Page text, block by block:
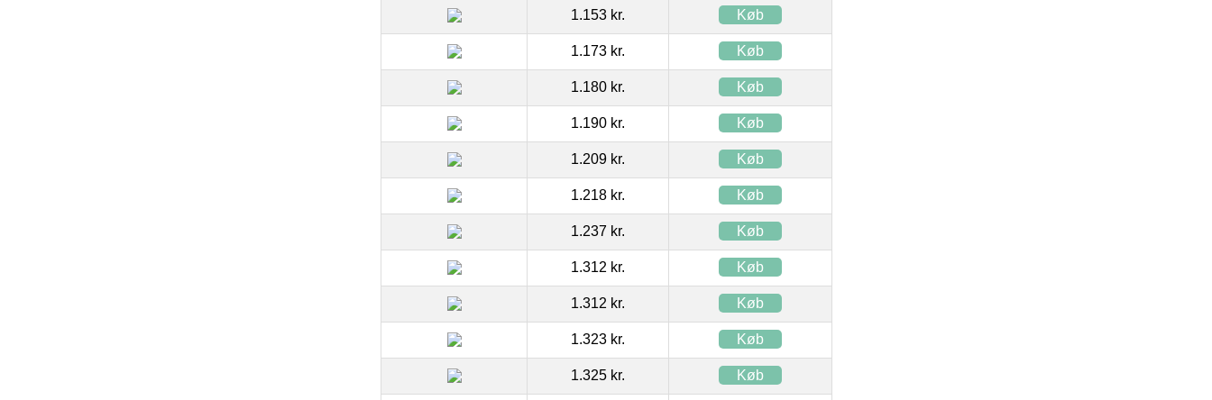
1.153 kr. Køb
1.173 kr. Køb
1.180 kr. Køb
1.190 kr. Køb
1.209 kr. Køb
1.218 kr. Køb
1.237 kr. Køb
1.312 kr. Køb
1.312 kr. Køb
1.323 kr. Køb
1.325 kr. Køb